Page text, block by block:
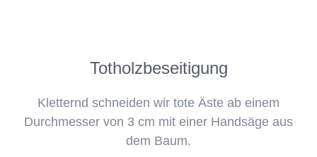
Totholzbeseitigung
Kletternd schneiden wir tote Äste ab einem
Durchmesser von 3 cm mit einer Handsäge aus
dem Baum.